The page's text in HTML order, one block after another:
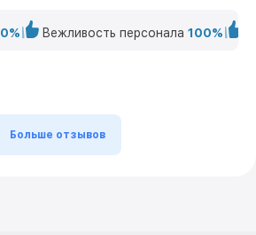
Вежливость персонала 100%
Больше отзывов